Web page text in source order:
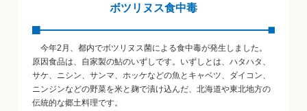
ボツリヌス食中毒
今年2月、都内でボツリヌス菌による食中毒が発生しました。
原因食品は、自家製の鮎のいずしです。いずしとは、ハタハタ、
サケ、ニシン、サンマ、ホッケなどの魚とキャベツ、ダイコン、
ニンジンなどの野菜を米と麹で漬け込んだ、北海道や東北地方の
伝統的な郷土料理です。